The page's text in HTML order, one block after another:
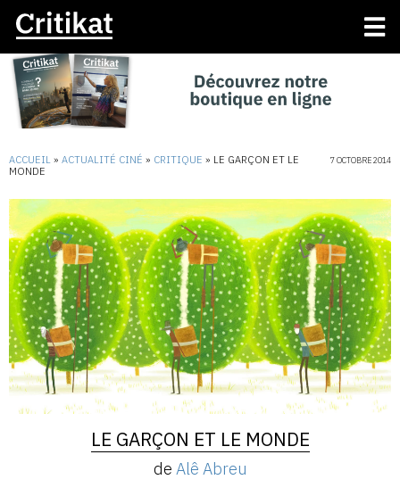
ACCUEIL » ACTUALITÉ CINÉ » CRITIQUE » LE GARÇON ET LE
MONDE
7 OCTOBRE 2014
LE GARÇON ET LE MONDE
de Alê Abreu